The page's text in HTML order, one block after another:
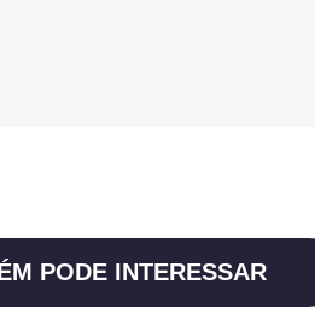
PODE INTERESSAR